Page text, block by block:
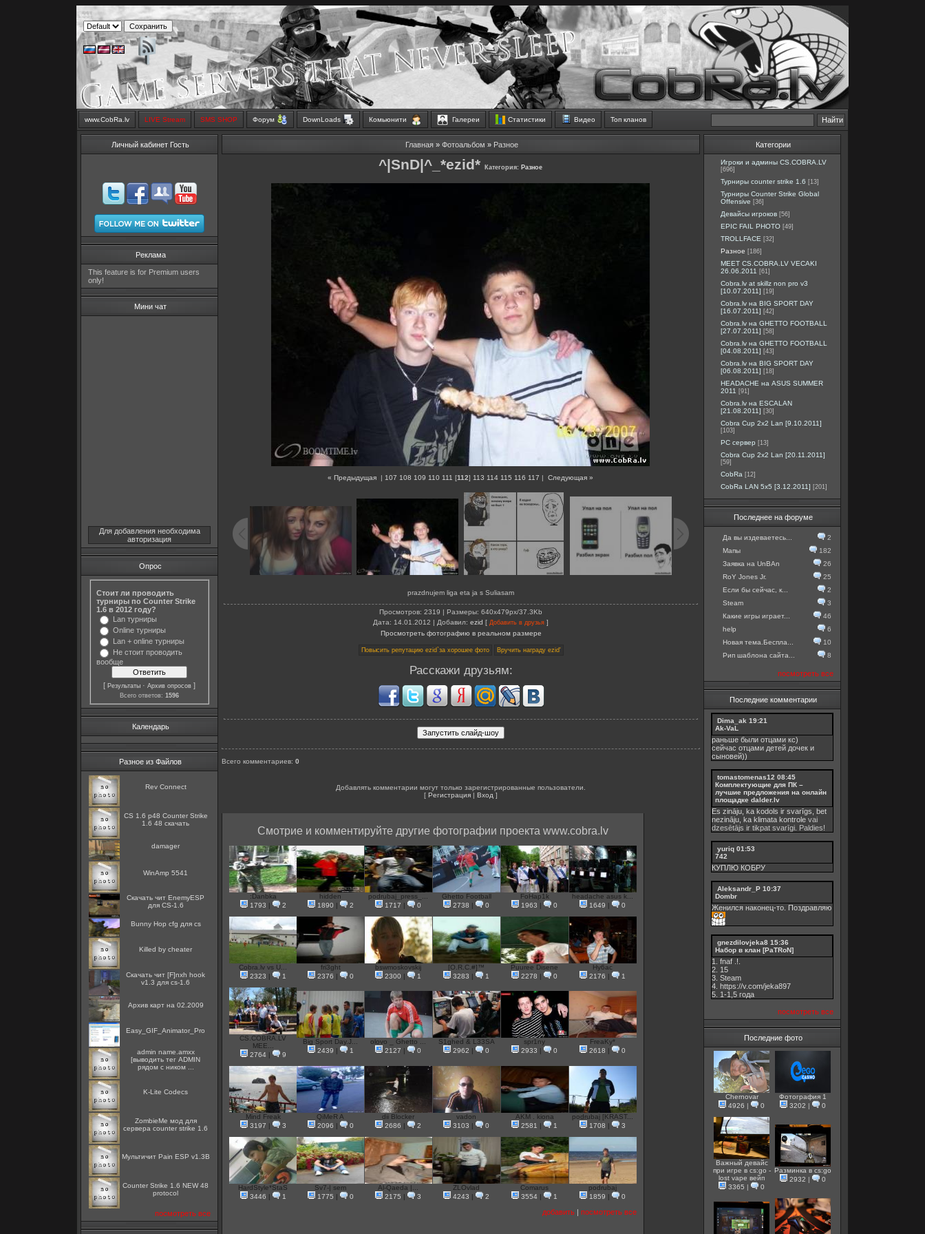
www.CobRa.lv LIVE Stream SMS SHOP Форум DownLoads Комьюнити Галереи Статистики Видео Топ кланов
Личный кабинет Гость
Реклама
This feature is for Premium users
only!
Мини чат
Для добавления необходима
авторизация
Опрос
Стоит ли проводить
турниры по Counter Strike
1.6 в 2012 году?
Lan турниры
Online турниры
Lan + online турниры
Не стоит проводить
вообще
[ Результаты · Архив опросов ]
Всего ответов: 1596
Календарь
Разное из Файлов
Rev Connect
CS 1.6 p48 Counter Strike
1.6 48 скачать
damager
WinAmp 5541
Скачать чит EnemyESP
для CS-1.6
Bunny Hop cfg для cs
Killed by cheater
Скачать чит [F]nxh hook
v1.3 для cs-1.6
Архив карт на 02.2009
Easy_GIF_Animator_Pro
admin name.amxx
[выводить тег ADMIN
рядом с ником ...
K-Lite Codecs
ZombieMe мод для
сервера counter strike 1.6
Мультичит Pain ESP v1.3B
Counter Strike 1.6 NEW 48
protocol
посмотреть все
Главная » Фотоальбом » Разное
^|SnD|^_*ezid* Категория: Разное
« Предыдущая | 107 108 109 110 111 [112] 113 114 115 116 117 | Следующая »
prazdnujem liga eta ja s Suliasam
Просмотров: 2319 | Размеры: 640x479px/37.3Kb
Дата: 14.01.2012 | Добавил: ezid [ Добавить в друзья ]
Просмотреть фотографию в реальном размере
Расскажи друзьям:
Всего комментариев: 0
Добавлять комментарии могут только зарегистрированные пользователи.
[ Регистрация Вход ]
Смотрие и комментируйте другие фотографии проекта www.cobra.lv
:Danbka
1793
2
hidden
1890
2
podrubaj_press_...
1717
0
Ghetto Football
2738
0
FoHap1k
1963
0
headache asus k...
1649
0
Cobra.lv vs U...
2323
1
fri3ght
2376
0
bswmoskovskij
2300
1
[O.R.C.#]™
3283
1
Puuree Disene
2278
0
Hy6ac
2176
1
CS.COBRA.LV
MEE...
2764| 9
Big Sport Day.J...
2439
1
olovo _ Ghetto ...
2127
0
S1ghed & L33SA
2962
0
spr1ny
2933
0
FreaKy*
2618
0
Mind Freak
3197
3
QiMeR A
2096
0
dii Blocker
2686
2
vadon
3103
0
AKM . kiona
2581
1
podrubaj [KRAST...
1708
3
HardStyle*StaS
3446
1
Sv7-| sem
1775
0
Al-Qaeda |...
2175
3
ZLOvlad
4243
2
Comarus
3554
1
podrubaj
1859
0
добавить посмотреть все
Категории
Игроки и админы CS.COBRA.LV
[696]
Турниры counter strike 1.6 [13]
Турниры Counter Strike Global
Offensive [36]
Девайсы игроков [56]
EPIC FAIL PHOTO [49]
TROLLFACE [32]
Разное [186]
MEET CS.COBRA.LV VECAKI
26.06.2011 [61]
Cobra.lv at skillz non pro v3
[10.07.2011] [19]
Cobra.lv на BIG SPORT DAY
[16.07.2011] [42]
Cobra.lv на GHETTO FOOTBALL
[27.07.2011] [58]
Cobra.lv на GHETTO FOOTBALL
[04.08.2011] [43]
Cobra.lv на BIG SPORT DAY
[06.08.2011] [18]
HEADACHE на ASUS SUMMER
2011 [91]
Cobra.lv на ESCALAN
[21.08.2011] [30]
Cobra Cup 2x2 Lan [9.10.2011]
[103]
PC сервер [13]
Cobra Cup 2x2 Lan [20.11.2011]
[59]
CobRa [12]
CobRa LAN 5x5 [3.12.2011] [201]
Последнее на форуме
Да вы издеваетесь...
2
Мапы
182
Заявка на UnBAn
26
RoY Jones Jr.
25
Если бы сейчас, к...
2
Steam
3
Какие игры играет...
46
help
6
Новая тема.Беспла...
10
Рип шаблона сайта...
8
посмотреть все
Последние комментарии
Dima_ak 19:21
Ak-VaL
раньше были отцами кс)
сейчас отцами детей дочек и
сыновей))
tomastomenas12 08:45
Комплектующие для ПК –
лучшие предложения на онлайн
площадке dalder.lv
Es zināju, ka kodols ir svarīgs, bet
nezināju, ka klimata kontrole vai
dzesētājs ir tikpat svarīgi. Paldies!
yuriq 01:53
742
КУПЛЮ КОБРУ
Aleksandr_P 10:37
Dombr
Женился наконец-то. Поздравляю
gnezdilovjeka8 15:36
Набор в клан [PaTRoN]
1. fnaf .!.
2. 15
3. Steam
4. https://v.com/jeka897
5. 1-1,5 годa
посмотреть все
Последние фото
Chernovar
4926 | 0
Фотография 1
3202 | 0
Важный девайс
при игре в cs:go -
lost vape вейп
3365 | 0
Разминка в cs:go
2932 | 0